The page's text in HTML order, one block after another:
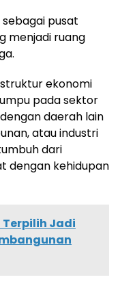
pusat
menjadi ruang
ekonomi
pada sektor
daerah lain
atau industri
dari
dengan kehidupan
Jadi